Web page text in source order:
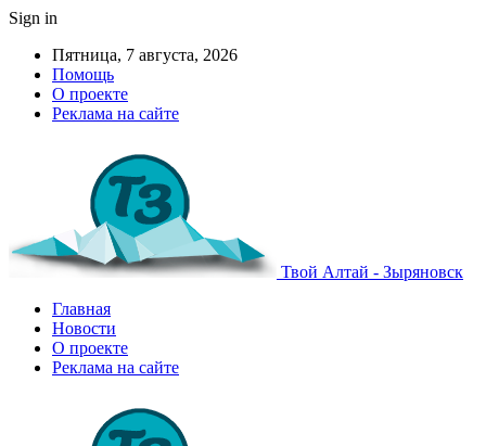
Sign in
Пятница, 7 августа, 2026
Помощь
О проекте
Реклама на сайте
Твой Алтай - Зыряновск
Главная
Новости
О проекте
Реклама на сайте